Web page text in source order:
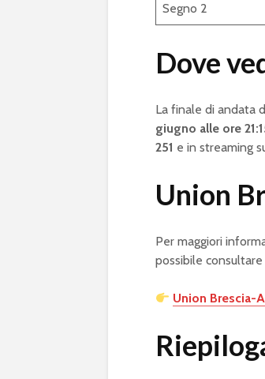
Segno 2
Dove
La finale di andata
giugno alle ore
251 e in streaming
Union
Per maggiori
possibile
Union Brescia-